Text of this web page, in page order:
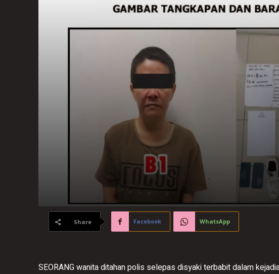
Share Facebook WhatsApp
SEORANG wanita ditahan polis selepas disyaki terbabit dalam